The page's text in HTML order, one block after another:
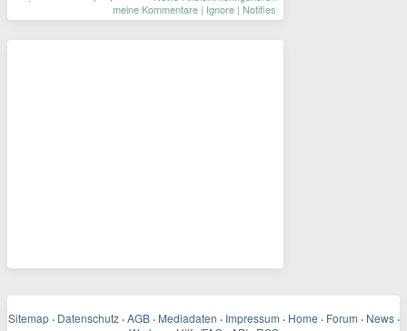
meine Kommentare | Ignore | Notifies
Sitemap · Datenschutz · AGB · Mediadaten · Impressum · Home · Forum · News ·